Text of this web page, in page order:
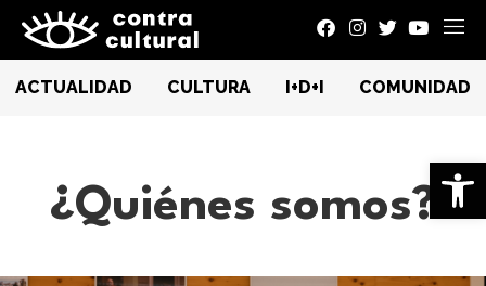
ACTUALIDAD CULTURA I+D+I COMUNIDAD
¿Quiénes somos?